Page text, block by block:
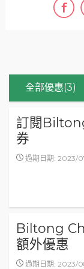
全部優惠(3)
訂閱
券
過期日期: 2023/
Biltong
額外優惠
過期日期: 2023/